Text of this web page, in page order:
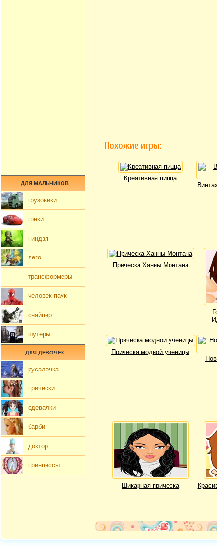
Похожие игры:
Креативная пицца
Прическа Ханны Монтана
Прическа модной ученицы
Шикарная прическа
ДЛЯ МАЛЬЧИКОВ
грузовики
гонки
ниндзя
лего
трансформеры
человек паук
снайпер
шутеры
ДЛЯ ДЕВОЧЕК
русалочка
причёски
одевалки
барби
доктор
принцессы